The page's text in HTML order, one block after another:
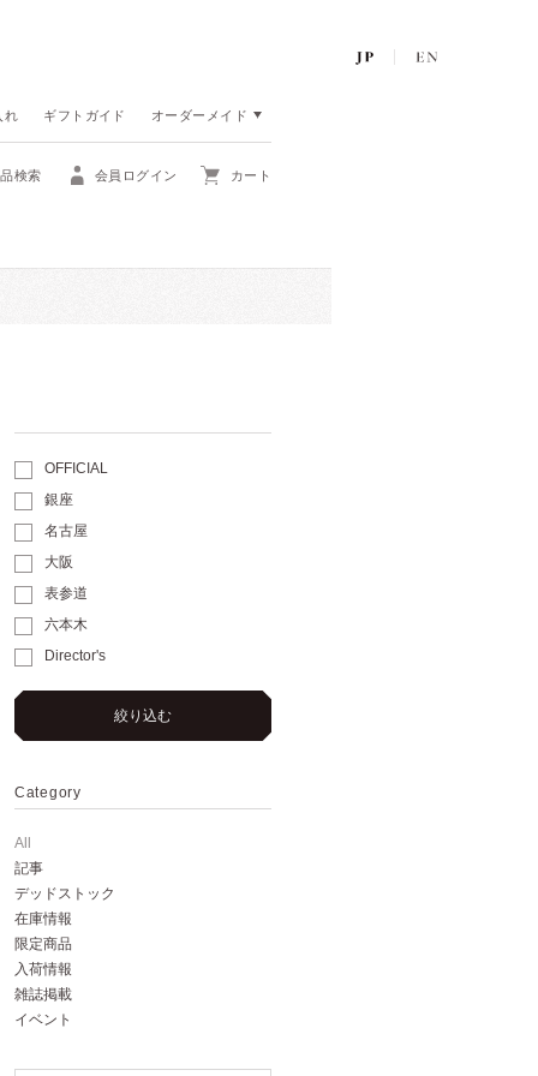
れ ギフトガイド オーダーメイド
検索 会員ログイン カート
OFFICIAL
銀座
名古屋
大阪
表参道
六本木
Director's
絞り込む
Category
All
記事
デッドストック
在庫情報
限定商品
入荷情報
雑誌掲載
イベント